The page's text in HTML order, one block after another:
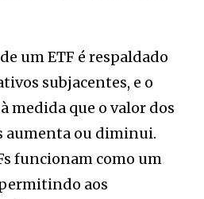
um ETF é respaldado
subjacentes, e o
medida que o valor dos
aumenta ou diminui.
funcionam como um
aos